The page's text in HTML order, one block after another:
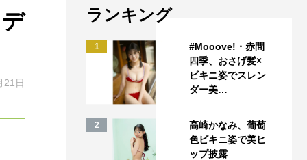
21日
ランキング
1
#Mooove!・赤間
四季、おさげ髪×
ビキニ姿でスレン
ダー美…
2
高崎かなみ、葡萄
色ビキニ姿で美ヒ
ップ披露